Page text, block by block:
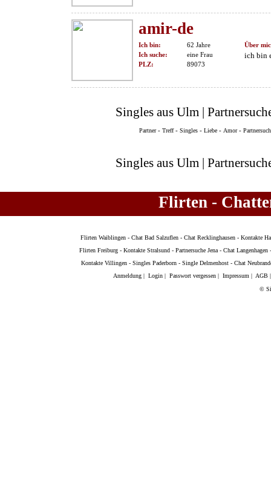
amir-de
Ich bin:
62 Jahre
Ich suche:
eine Frau
PLZ:
89073
Über
ich bin
Singles aus Ulm |
Partner-Treff-Singles -Liebe - Amor-
Singles aus Ulm |
Flirten -
Flirten Waiblingen -Chat Bad Salzuflen -Chat Recklinghausen -Kontakte
Flirten Freiburg -Kontakte Stralsund -Partnersuche Jena -Chat Langenhagen
Kontakte Villingen -Singles Paderborn -Single Delmenhost -Chat
Anmeldung |Login |Passwort vergessen |Impressum | AGB
©